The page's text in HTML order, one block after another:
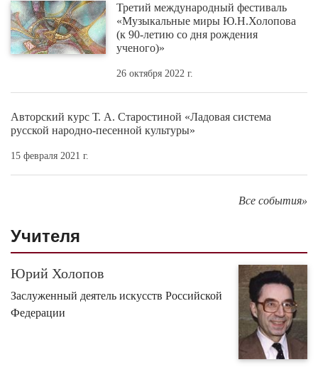
Третий международный фестиваль
«Музыкальные миры Ю.Н.Холопова
(к 90-летию со дня рождения
ученого)»
26 октября 2022 г.
Авторский курс Т. А. Старостиной «Ладовая система
русской народно-песенной культуры»
15 февраля 2021 г.
Все события»
Учителя
Юрий Холопов
Заслуженный деятель искусств Российской
Федерации